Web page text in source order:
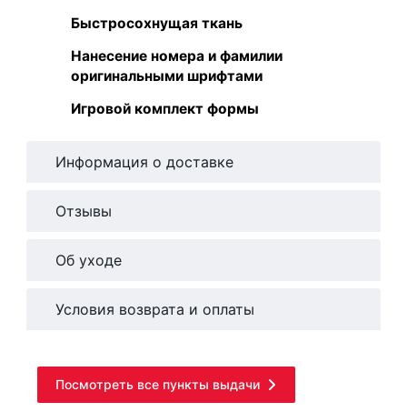
Быстросохнущая ткань
Нанесение номера и фамилии
оригинальными шрифтами
Игровой комплект формы
Информация о доставке
Отзывы
Об уходе
Условия возврата и оплаты
Посмотреть все пункты выдачи